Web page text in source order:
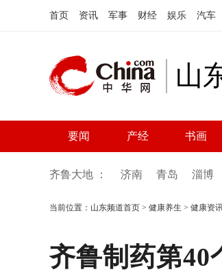
首页 资讯 军事 财经 娱乐 汽车
山
要闻 产经 书画
齐鲁大地 ： 济南 青岛 淄博
当前位置： 山东频道首页 > 健康养生 > 健康资
齐鲁制药第40